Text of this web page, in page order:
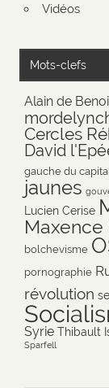
Vidéos
Mots-clefs
Alain de
Cercles
David
gauche du capital
jaunes
Lucien Cerise
bolchevisme
pornographie
révolution
Syrie Thibault
Sparfell